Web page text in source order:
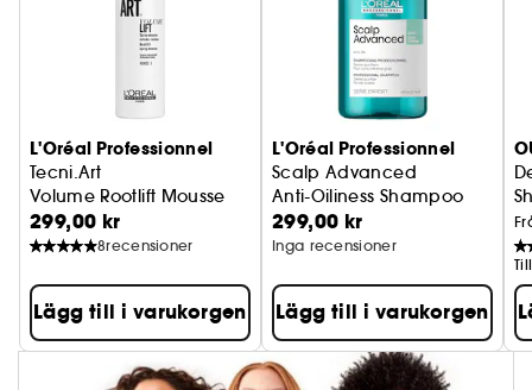
L'Oréal Professionnel
Tecni.Art
Volume Rootlift Mousse
299,00 kr
8recensioner
Lägg till i varukorgen
L'Oréal Professionnel
Scalp Advanced
Anti-Oiliness Shampoo
299,00 kr
Inga recensioner
Lägg till i varukorgen